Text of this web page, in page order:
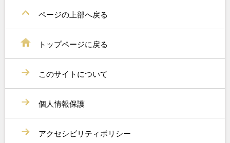
ページの上部へ戻る
トップページに戻る
このサイトについて
個人情報保護
アクセシビリティポリシー